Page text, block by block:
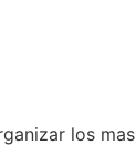
los mas